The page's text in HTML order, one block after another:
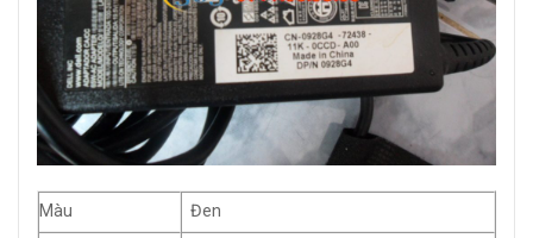
Màu Đen